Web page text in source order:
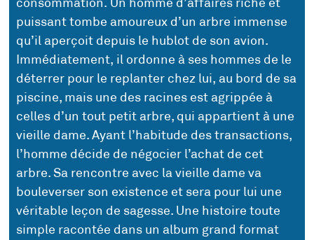
puissant tombe amoureux d’un arbre immense
qu’il aperçoit depuis le hublot de son avion.
Immédiatement, il ordonne à ses hommes de le
déterrer pour le replanter chez lui, au bord de sa
piscine, mais une des racines est agrippée à
celles d’un tout petit arbre, qui appartient à une
vieille dame. Ayant l’habitude des transactions,
l’homme décide de négocier l’achat de cet
arbre. Sa rencontre avec la vieille dame va
bouleverser son existence et sera pour lui une
véritable leçon de sagesse. Une histoire toute
simple racontée dans un album grand format